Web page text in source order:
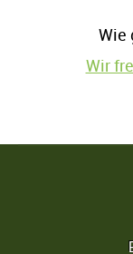
Wie
Wir